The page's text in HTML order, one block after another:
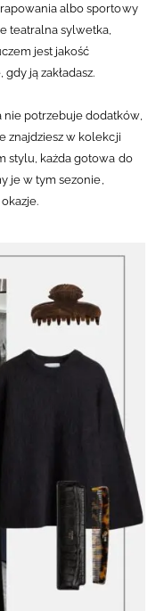
albo sportowy
teatralna sylwetka,
jest jakość
ją zakładasz.
nie potrzebuje dodatków,
znajdziesz w kolekcji
stylu, każda gotowa do
je w tym sezonie,